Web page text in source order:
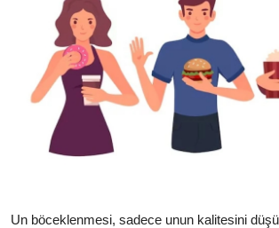
Un böceklenmesi, sadece unun kalitesini